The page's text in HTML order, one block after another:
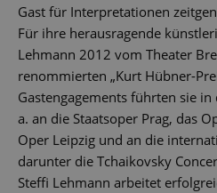
Gast für Interpretationen
Für ihre herausragende
Lehmann 2012 vom Theater
renommierten „Kurt Hübner-
Gastengagements führten sie in
a. an die Staatsoper Prag, das
Oper Leipzig und an die
darunter die Tchaikovsky
Steffi Lehmann arbeitet